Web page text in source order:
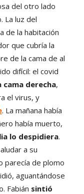
del otro lado
La luz del
de la habitación
que cubría la
de la cama de al
difícil: el covid
cama derecha,
el virus, y
. La mañana había
había muerto,
lo despidiera.
a su
parecía de plomo
aguantándose
Fabián sintió